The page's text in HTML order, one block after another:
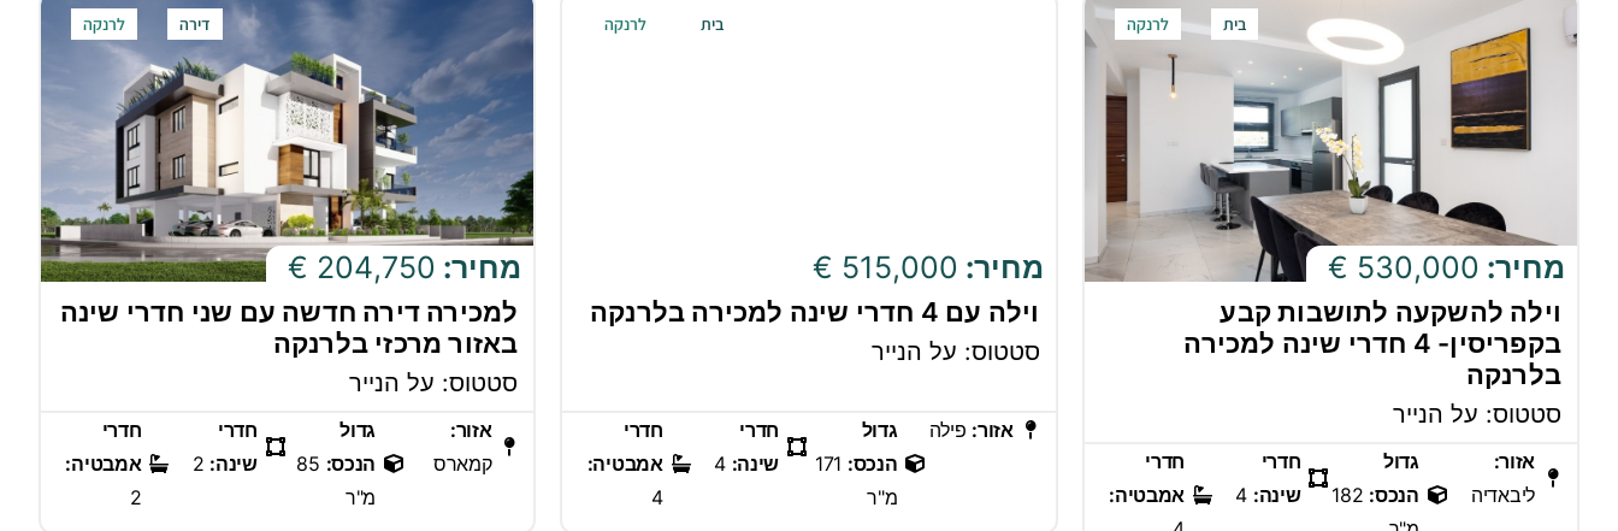
מחיר: 530,000 €
לרנקה בית
וילה להשקעה לתושבות קבע
בקפריסין- 4 חדרי שינה למכירה
בלרנקה
סטטוס: על הנייר
אזור:
ליבאדיה
גדול
הנכס: 182
חדרי
שינה:
חדרי
אמבטיה:
מחיר: 515,000 €
לרנקה בית
וילה עם 4 חדרי שינה למכירה בלרנקה
סטטוס: על הנייר
אזור: פילה
גדול
הנכס: 171
מ"ר
חדרי
שינה: 4
חדרי
אמבטיה:
4
מחיר: 204,750 €
לרנקה דירה
למכירה דירה חדשה עם שני חדרי שינה
באזור מרכזי בלרנקה
סטטוס: על הנייר
אזור:
קמארס
גדול
הנכס: 85
מ"ר
חדרי
שינה:
חדרי
אמבטיה:
2